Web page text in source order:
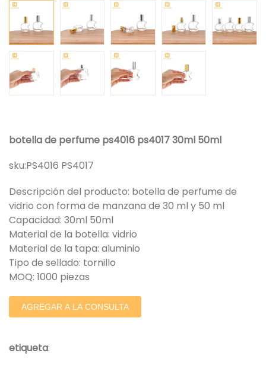
botella de perfume ps4016 ps4017 30ml 50ml
sku:PS4016 PS4017
Descripción del producto: botella de perfume de
vidrio con forma de manzana de 30 ml y 50 ml
Capacidad: 30ml 50ml
Material de la botella: vidrio
Material de la tapa: aluminio
Tipo de sellado: tornillo
MOQ: 1000 piezas
AGREGAR A LA CONSULTA
etiqueta: